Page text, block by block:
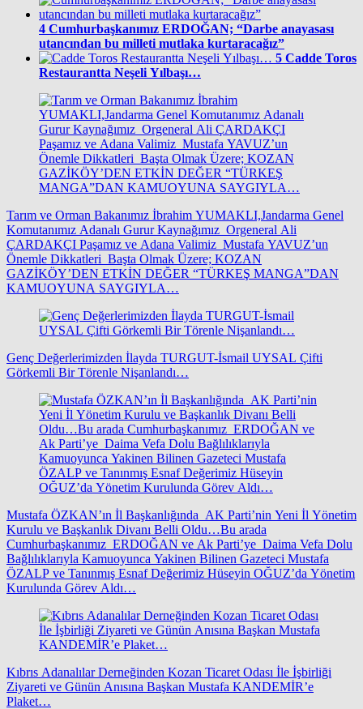
4 Cumhurbaşkanımız ERDOĞAN; “Darbe anayasası
utancından bu milleti mutlaka kurtaracağız”
5 Cadde Toros
Restaurantta Neşeli Yılbaşı…
Tarım ve Orman Bakanımız İbrahim YUMAKLI,Jandarma Genel
Komutanımız Adanalı Gurur Kaynağımız Orgeneral Ali
ÇARDAKÇI Paşamız ve Adana Valimiz Mustafa YAVUZ’un
Önemle Dikkatleri Başta Olmak Üzere; KOZAN
GAZİKÖY’DEN ETKİN DEĞER “TÜRKEŞ MANGA”DAN
KAMUOYUNA SAYGIYLA…
Genç Değerlerimizden İlayda TURGUT-İsmail UYSAL Çifti
Görkemli Bir Törenle Nişanlandı…
Mustafa ÖZKAN’ın İl Başkanlığında AK Parti’nin Yeni İl Yönetim
Kurulu ve Başkanlık Divanı Belli Oldu…Bu arada
Cumhurbaşkanımız ERDOĞAN ve Ak Parti’ye Daima Vefa Dolu
Bağlılıklarıyla Kamuoyunca Yakinen Bilinen Gazeteci Mustafa
ÖZALP ve Tanınmış Esnaf Değerimiz Hüseyin OĞUZ’da Yönetim
Kurulunda Görev Aldı…
Kıbrıs Adanalılar Derneğinden Kozan Ticaret Odası İle İşbirliği
Ziyareti ve Günün Anısına Başkan Mustafa KANDEMİR’e
Plaket…